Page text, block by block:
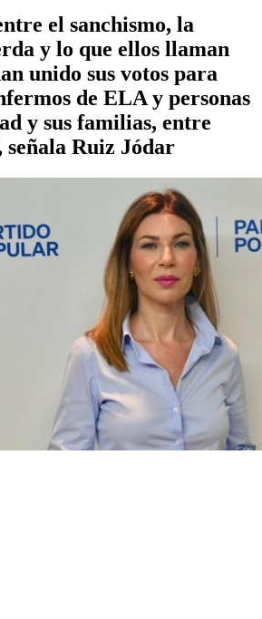
el sanchismo, la
y lo que ellos llaman
unido sus votos para
de ELA y personas
y sus familias, entre
señala Ruiz Jódar